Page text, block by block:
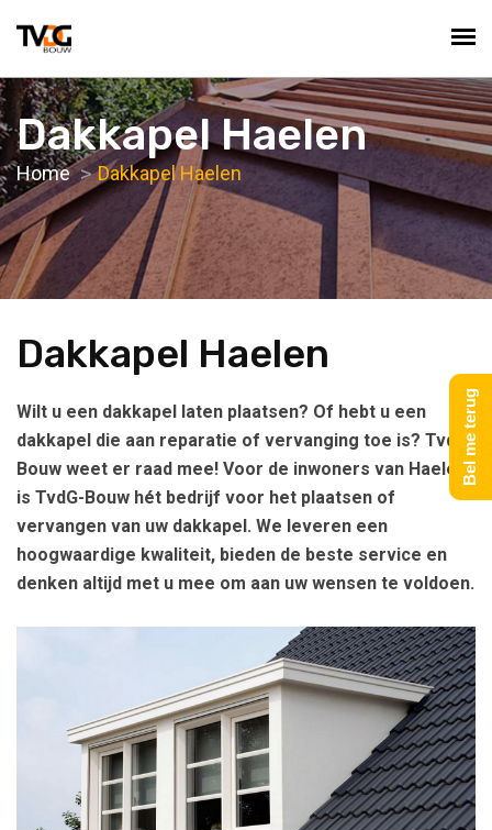
Dakkapel Haelen
Home Dakkapel Haelen
Dakkapel Haelen
Wilt u een dakkapel laten plaatsen? Of hebt u een
dakkapel die aan reparatie of vervanging toe is? TvdG-
Bouw weet er raad mee! Voor de inwoners van Haelen
is TvdG-Bouw hét bedrijf voor het plaatsen of
vervangen van uw dakkapel. We leveren een
hoogwaardige kwaliteit, bieden de beste service en
denken altijd met u mee om aan uw wensen te voldoen.
Bel me terug